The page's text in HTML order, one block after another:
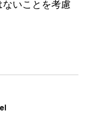
いことを考慮